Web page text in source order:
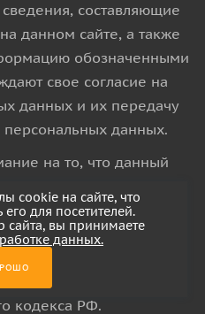
составляющие
данном сайте, а также
обозначенными
свое согласие на
данных и их передачу
персональных данных.
на то, что данный
и ни при каких
материалы и цены,
кодекса РФ.
cookie на сайте, что
его для посетителей.
вы принимаете
данных.